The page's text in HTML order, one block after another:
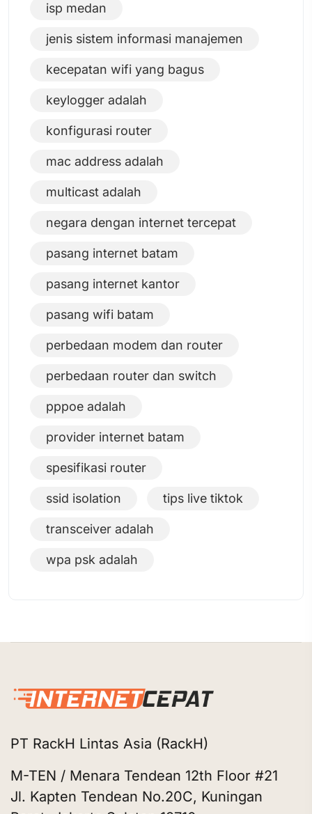
isp medan
jenis sistem informasi manajemen
kecepatan wifi yang bagus
keylogger adalah
konfigurasi router
mac address adalah
multicast adalah
negara dengan internet tercepat
pasang internet batam
pasang internet kantor
pasang wifi batam
perbedaan modem dan router
perbedaan router dan switch
pppoe adalah
provider internet batam
spesifikasi router
ssid isolation tips live tiktok
transceiver adalah
wpa psk adalah
PT RackH Lintas Asia (RackH)
M-TEN / Menara Tendean 12th Floor #21
Jl. Kapten Tendean No.20C, Kuningan